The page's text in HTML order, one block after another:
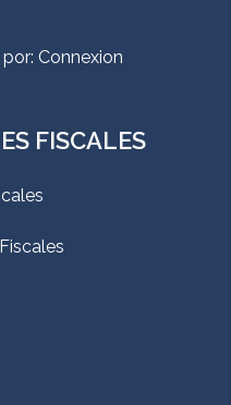
Connexion
FISCALES